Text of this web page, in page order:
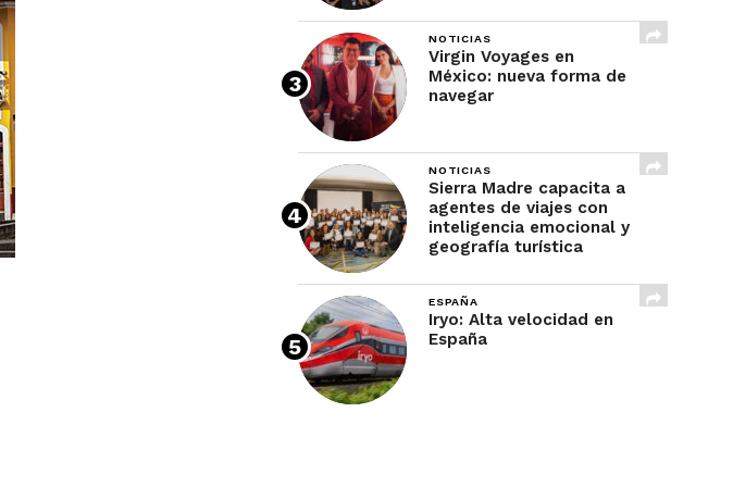
NOTICIAS
Virgin Voyages en
México: nueva forma de
navegar
NOTICIAS
Sierra Madre capacita a
agentes de viajes con
inteligencia emocional y
geografía turística
ESPAÑA
Iryo: Alta velocidad en
España